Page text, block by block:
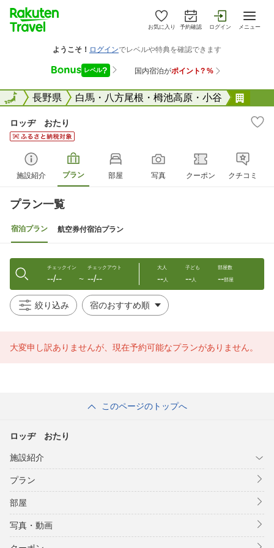
お気に入り 予約確認 ログイン メニュー
全国長野県 白馬・八方尾根・栂池高原・小谷
全国
ロッヂ おたり
施設紹介 プラン 部屋 写真 クーポン クチコミ
プラン一覧
宿泊プラン 航空券付宿泊プラン
チェックイン
--/-- 〜
チェックアウト
--/--
大人
--人
子ども
--人
部屋数
--部屋
絞り込み
大変申し訳ありませんが、現在予約可能なプランがありません。
このページのトップへ
ロッヂ おたり
施設紹介
プラン
部屋
写真・動画